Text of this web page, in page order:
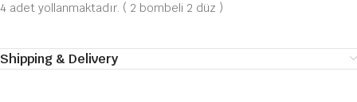
4 adet yollanmaktadır. ( 2 bombeli 2 düz )
Shipping & Delivery